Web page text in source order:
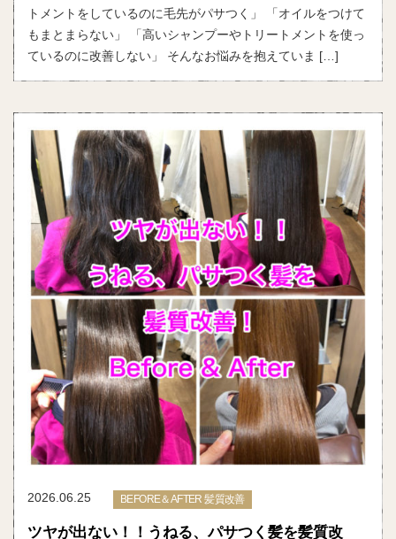
トメントをしているのに毛先がパサつく」 「オイルをつけて
もまとまらない」 「高いシャンプーやトリートメントを使っ
ているのに改善しない」 そんなお悩みを抱えていま […]
2026.06.25 BEFORE＆AFTER 髪質改善
ツヤが出ない！！うねる、パサつく髪を髪質改